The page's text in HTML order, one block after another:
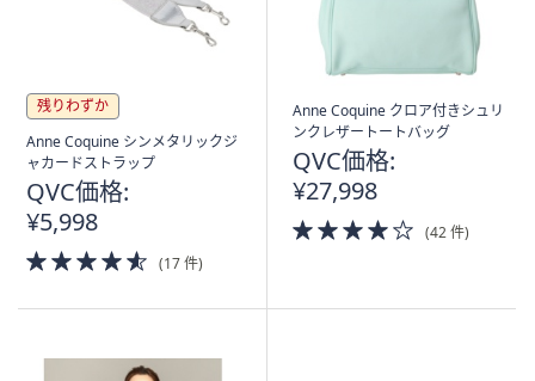
残りわずか
Anne Coquine シンメタリックジ
ャカードストラップ
QVC価格:
¥5,998
4.5
of
(17 件)
Anne Coquine クロア付きシュリ
ンクレザートートバッグ
QVC価格:
¥27,998
4.0
of
(42 件)